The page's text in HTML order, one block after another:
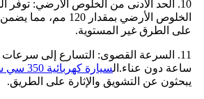
10. الحد الأدنى من الخلوص الأرضي: توفر
الخلوص الأرضي بمقدار
على الطرق غير المستوية.
ساعة دون عناء.السيارة كهربائية 350 سي سي
يبحثون عن التشويق والإثارة على الطريق.